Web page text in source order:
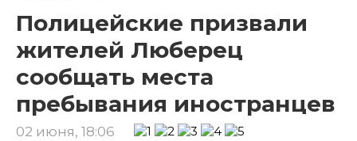
Полицейские призвали
жителей Люберец
сообщать места
пребывания иностранцев
02 июня, 18:06